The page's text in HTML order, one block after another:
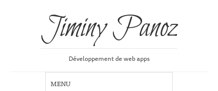
Jiminy Panoz
Développement de web apps